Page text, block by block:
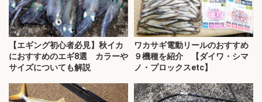
【エギング初心者必見】秋イカ
におすすめのエギ8選 カラーや
サイズについても解説
ワカサギ電動リールのおすすめ
９機種を紹介 【ダイワ・シマ
ノ・プロックスetc】